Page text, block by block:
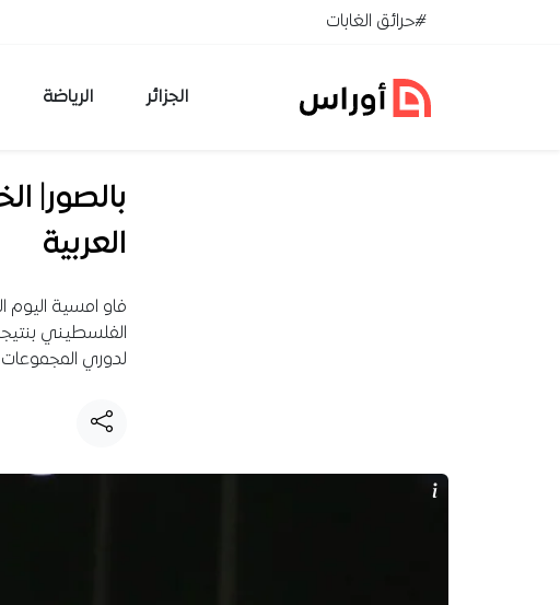
تخطي إلى المحتوى#حرائق الغابات
الجزائر الرياضة
بالصور|
العربية
الفلسطيني
لدوري